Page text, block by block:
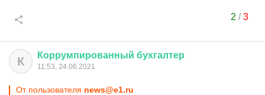
2 /3
К Коррумпированный бухгалтер
11:53, 24.06.2021
От пользователя news@e1.ru